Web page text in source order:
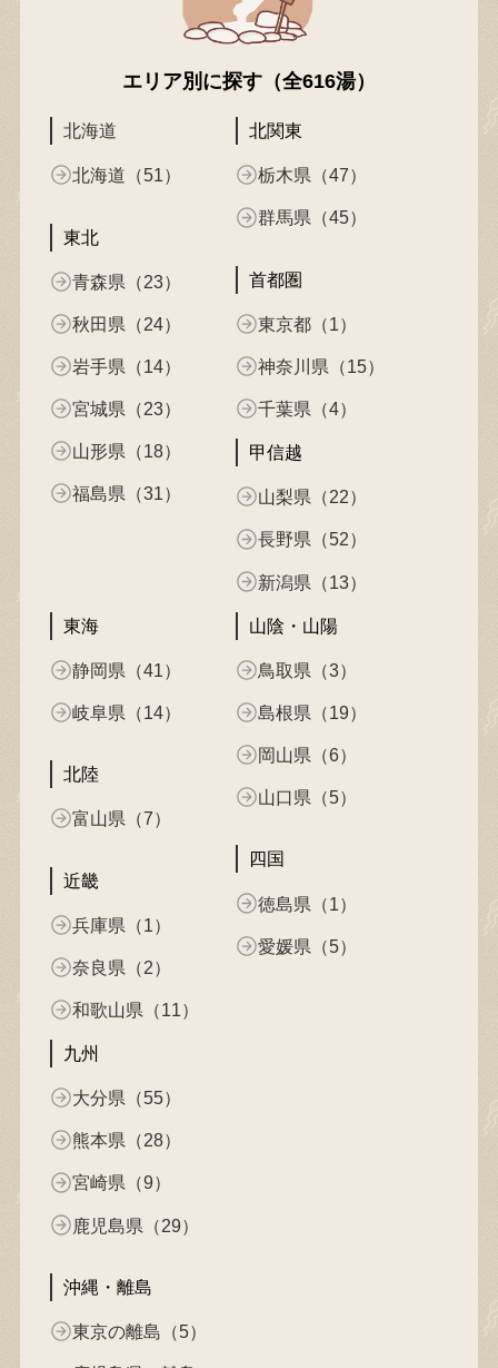
エリア別に探す（全616湯）
北海道
北海道（51）
東北
青森県（23）
秋田県（24）
岩手県（14）
宮城県（23）
山形県（18）
福島県（31）
北関東
栃木県（47）
群馬県（45）
首都圏
東京都（1）
神奈川県（15）
千葉県（4）
甲信越
山梨県（22）
長野県（52）
新潟県（13）
東海
静岡県（41）
岐阜県（14）
北陸
富山県（7）
近畿
兵庫県（1）
奈良県（2）
和歌山県（11）
山陰・山陽
鳥取県（3）
島根県（19）
岡山県（6）
山口県（5）
四国
徳島県（1）
愛媛県（5）
九州
大分県（55）
熊本県（28）
宮崎県（9）
鹿児島県（29）
沖縄・離島
東京の離島（5）